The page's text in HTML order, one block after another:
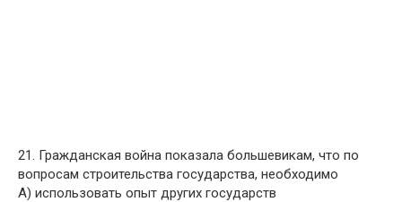
21. Гражданская война показала большевикам, что по
вопросам строительства государства, необходимо
A) использовать опыт других государств